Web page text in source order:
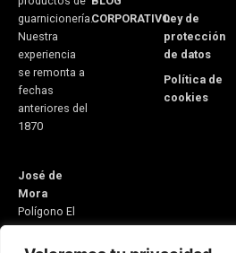
guarnicionería.
Nuestra
experiencia
se remonta a
fechas
anteriores del
1870
José de
Mora
Polígono El
Monete Nave
31
CORPORATIVOLey de
protección
de datos
Política de
cookies